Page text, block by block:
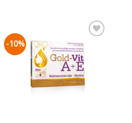
-10%
Pievienot vēlmju
sarakstam